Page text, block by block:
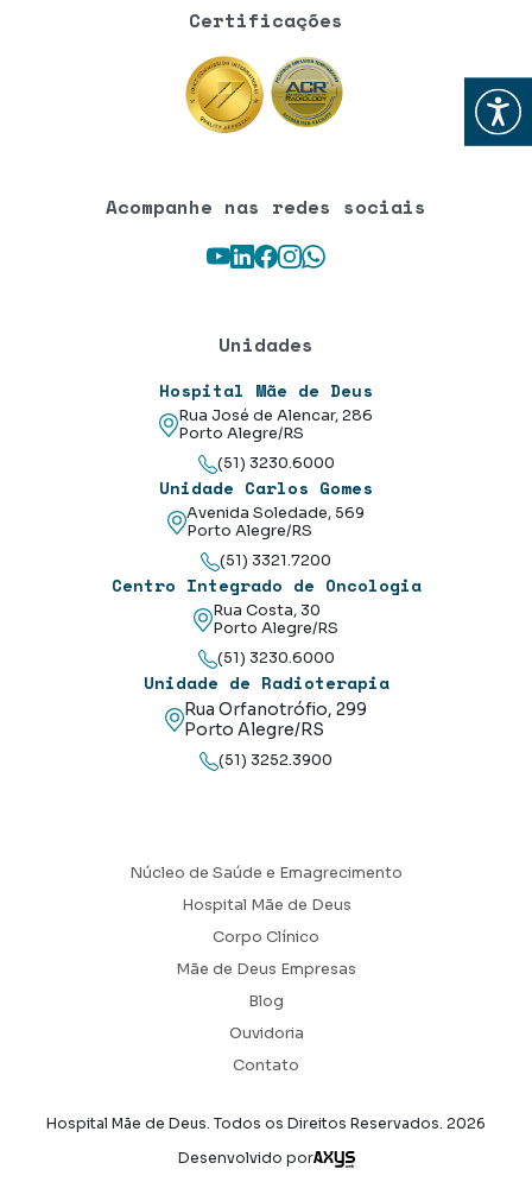
Abrir
Certificações
Acompanhe nas redes sociais
Youtube
LinkedIn
Facebook
Instagram
WhatsApp
Unidades
Hospital Mãe de Deus
Rua José de Alencar, 286
Porto Alegre/RS
(51) 3230.6000
Unidade Carlos Gomes
Avenida Soledade, 569
Porto Alegre/RS
(51) 3321.7200
Centro Integrado de Oncologia
Rua Costa, 30
Porto Alegre/RS
(51) 3230.6000
Unidade de Radioterapia
Rua Orfanotrófio, 299
Porto Alegre/RS
(51) 3252.3900
Núcleo de Saúde e Emagrecimento
Hospital Mãe de Deus
Corpo Clínico
Mãe de Deus Empresas
Blog
Ouvidoria
Contato
Hospital Mãe de Deus. Todos os Direitos Reservados. 2026
Desenvolvido por
Axysweb